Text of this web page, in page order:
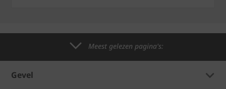
Meest gelezen pagina's:
Gevel